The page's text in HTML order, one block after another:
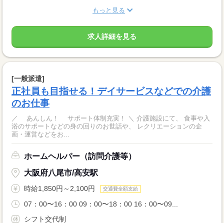
もっと見る
求人詳細を見る
[一般派遣]
正社員も目指せる！デイサービスなどでの介護
のお仕事
／ あんしん！ サポート体制充実！ ＼ 介護施設にて、 食事や入
浴のサポートなどの身の回りのお世話や、 レクリエーションの企
画・運営などをお...
ホームヘルパー（訪問介護等）
大阪府八尾市/高安駅
時給1,850円～2,100円 交通費全額支給
07：00〜16：00 09：00〜18：00 16：00〜09...
シフト交代制